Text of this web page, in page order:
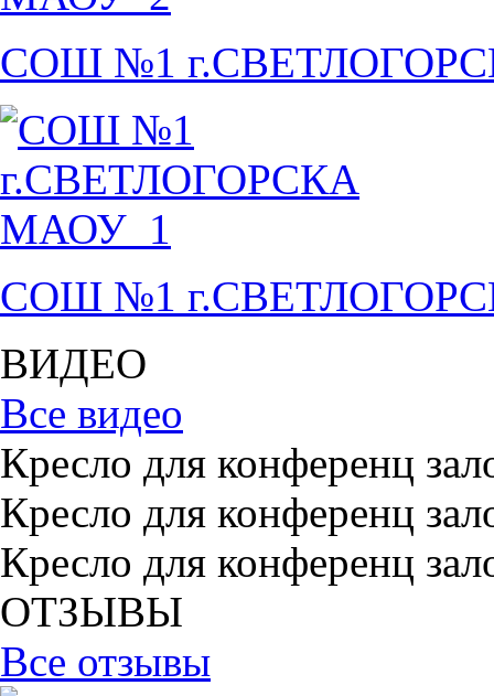
СОШ №1
СОШ №1
ВИДЕО
Все видео
Кресло для конференц
Кресло для конференц
Кресло для конференц
ОТЗЫВЫ
Все отзывы